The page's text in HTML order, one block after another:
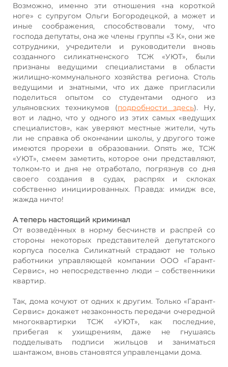
Возможно, именно эти отношения «на короткой
ноге» с супругом Ольги Богородецкой, а может и
иные соображения, способствовали тому, что
господа депутаты, она же члены группы «3 К», они же
сотрудники, учредители и руководители вновь
созданного силикатненского ТСЖ «УЮТ», были
признаны ведущими специалистами в области
жилищно-коммунального хозяйства региона. Столь
ведущими и знатными, что их даже пригласили
поделиться опытом со студентами одного из
ульяновских техникумов (подробности здесь). Ну,
вот и ладно, что у одного из этих самых «ведущих
специалистов», как уверяют местные жители, чуть
ли не справка об окончании школы, у другого тоже
имеются прорехи в образовании. Опять же, ТСЖ
«УЮТ», смеем заметить, которое они представляют,
толком-то и дня не отработало, погрязнув со дня
своего создания в судах, распрях и склоках
собственно инициированных. Правда: имидж все,
жажда ничто!
А теперь настоящий криминал
От возведённых в норму бесчинств и распрей со
стороны некоторых представителей депутатского
корпуса поселка Силикатный страдают не только
работники управляющей компании ООО «Гарант-
Сервис», но непосредственно люди – собственники
квартир.
Так, дома кочуют от одних к другим. Только «Гарант-
Сервис» докажет незаконность передачи очередной
многоквартирки ТСЖ «УЮТ», как последние,
прибегая к ухищрениям, даже не гнушаясь
подделывать подписи жильцов и заниматься
шантажом, вновь становятся управленцами дома.